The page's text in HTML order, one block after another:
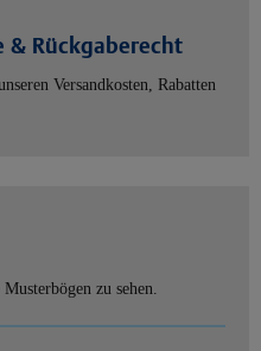
& Rückgaberecht
Versandkosten, Rabatten
zu sehen.